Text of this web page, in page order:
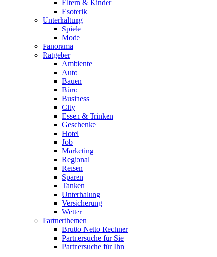
Eltern & Kinder
Esoterik
Unterhaltung
Spiele
Mode
Panorama
Ratgeber
Ambiente
Auto
Bauen
Büro
Business
City
Essen & Trinken
Geschenke
Hotel
Job
Marketing
Regional
Reisen
Sparen
Tanken
Unterhalung
Versicherung
Wetter
Partnerthemen
Brutto Netto Rechner
Partnersuche für Sie
Partnersuche für Ihn